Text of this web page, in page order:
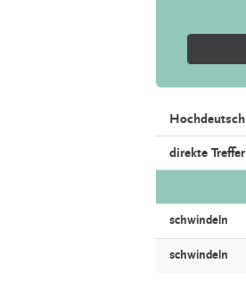
Hochdeutsch
direkte Treffer
schwindeln
schwindeln